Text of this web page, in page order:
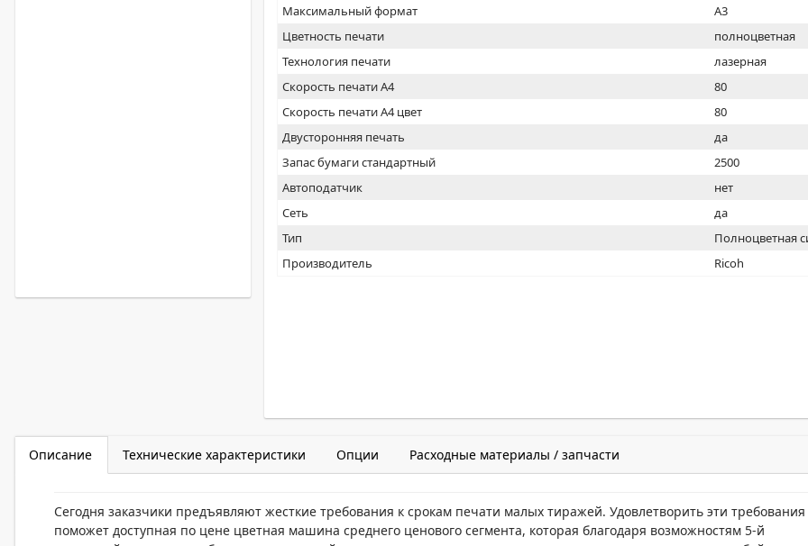
Максимальный формат
A3
Цветность печати
полноцветная
Технология печати
лазерная
Скорость печати А4
80
Скорость печати А4 цвет
80
Двусторонняя печать
да
Запас бумаги стандартный
2500
Автоподатчик
нет
Сеть
да
Тип
Полноцветная
Производитель
Ricoh
Описание Технические характеристики Опции Расходные материалы / запчасти
Сегодня заказчики предъявляют жесткие требования к срокам печати малых тиражей. Удовлетворить эти требования
поможет доступная по цене цветная машина среднего ценового сегмента, которая благодаря возможностям 5-й